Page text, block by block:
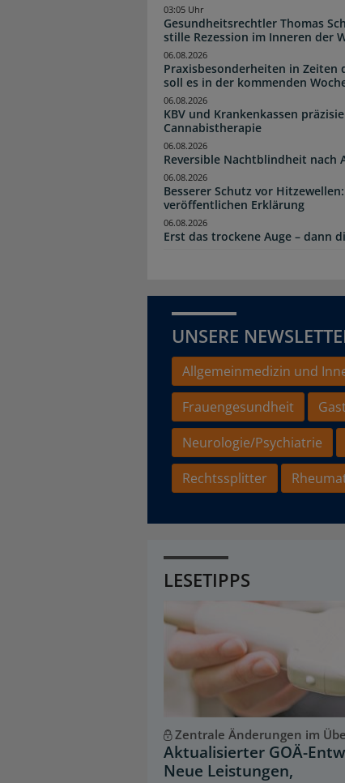
Gesundheitsrechtler Thomas
stille Rezession im Inneren der
03:05 Uhr
Praxisbesonderheiten in Zeiten
soll es in der kommenden
06.08.2026
KBV und Krankenkassen
Cannabistherapie
06.08.2026
Reversible Nachtblindheit nach
06.08.2026
Besserer Schutz vor
veröffentlichen Erklärung
06.08.2026
Erst das trockene Auge – dann
06.08.2026
UNSERE
Allgemeinmedizin und
Frauengesundheit
Neurologie/Psychiatrie
Rechtssplitter
LESETIPPS
Zentrale Änderungen im
Aktualisierter GOÄ-
Neue Leistungen,